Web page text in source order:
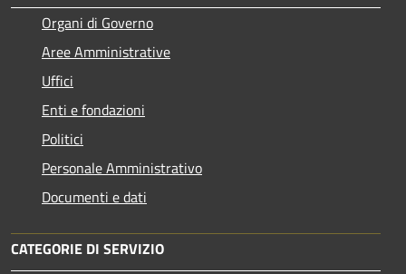
Organi di Governo
Aree Amministrative
Uffici
Enti e fondazioni
Politici
Personale Amministrativo
Documenti e dati
CATEGORIE DI SERVIZIO